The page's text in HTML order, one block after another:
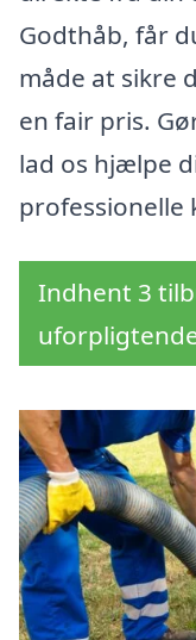
Godthåb, får
måde at sikre
en fair pris.
lad os hjælpe
professionelle
Indhent 3